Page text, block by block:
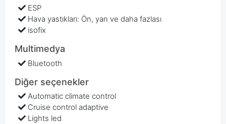
ESP
Hava yastıkları: Ön, yan ve daha fazlası
isofix
Multimedya
Bluetooth
Diğer seçenekler
Automatic climate control
Cruise control adaptive
Lights led